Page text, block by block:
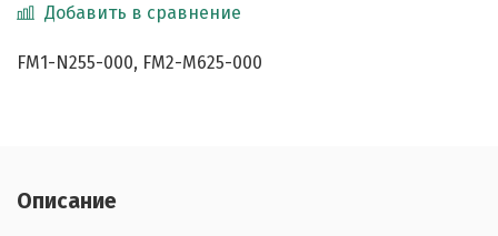
Добавить в сравнение
FM1-N255-000, FM2-M625-000
Описание